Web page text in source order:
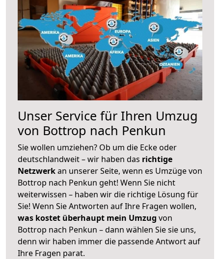
Unser Service für Ihren Umzug
von Bottrop nach Penkun
Sie wollen umziehen? Ob um die Ecke oder
deutschlandweit – wir haben das richtige
Netzwerkan unserer Seite, wenn es Umzüge von
Bottrop nach Penkun geht! Wenn Sie nicht
weiterwissen – haben wir die richtige Lösung für
Sie! Wenn Sie Antworten auf Ihre Fragen wollen,
was kostet überhaupt mein Umzug von
Bottrop nach Penkun – dann wählen Sie sie uns,
denn wir haben immer die passende Antwort auf
Ihre Fragen parat.